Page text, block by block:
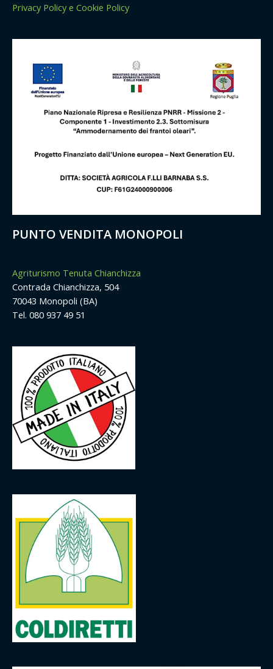
Privacy Policy e Cookie Policy
PUNTO VENDITA MONOPOLI
Agriturismo Tenuta Chianchizza
Contrada Chianchizza, 504
70043 Monopoli (BA)
Tel. 080 937 49 51